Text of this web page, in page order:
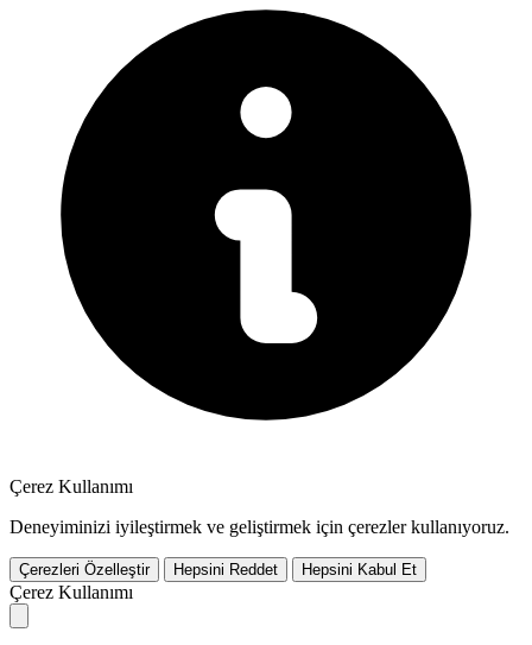
Çerez Kullanımı
Deneyiminizi iyileştirmek ve geliştirmek için çerezler kullanıyoruz.
Çerezleri Özelleştir Hepsini Reddet Hepsini Kabul Et
Çerez Kullanımı